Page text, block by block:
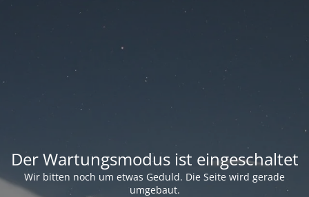
Der Wartungsmodus ist eingeschaltet
Wir bitten noch um etwas Geduld. Die Seite wird gerade
umgebaut.